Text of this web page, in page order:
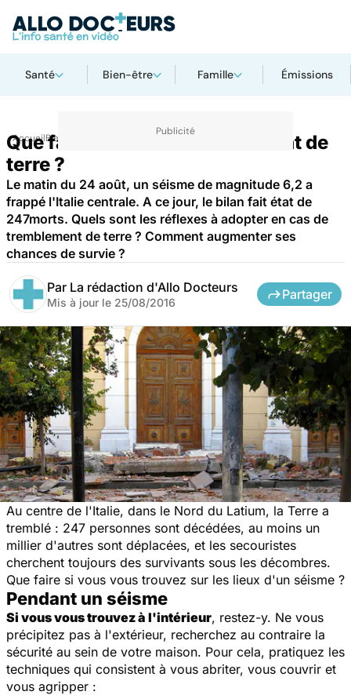
Santé Bien-être Famille Émissions
AccueilBien-être
Que faire en cas de tremblement de
terre ?
Le matin du 24 août, un séisme de magnitude 6,2 a
frappé l'Italie centrale. A ce jour, le bilan fait état de
247morts. Quels sont les réflexes à adopter en cas de
tremblement de terre ? Comment augmenter ses
chances de survie ?
Par La rédaction d'Allo Docteurs
Mis à jour le 25/08/2016
Partager
Au centre de l'Italie, dans le Nord du Latium, la Terre a
tremblé : 247 personnes sont décédées, au moins un
millier d'autres sont déplacées, et les secouristes
cherchent toujours des survivants sous les décombres.
Que faire si vous vous trouvez sur les lieux d'un séisme ?
Pendant un séisme
Si vous vous trouvez à l'intérieur, restez-y. Ne vous
précipitez pas à l'extérieur, recherchez au contraire la
sécurité au sein de votre maison. Pour cela, pratiquez les
techniques qui consistent à vous abriter, vous couvrir et
vous agripper :